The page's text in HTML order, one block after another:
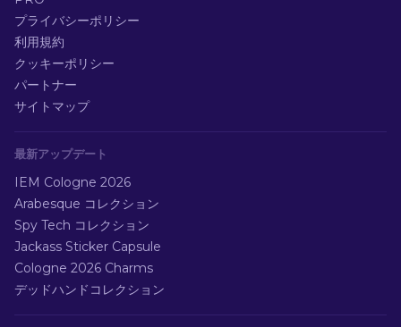
プライバシーポリシー
利用規約
クッキーポリシー
パートナー
サイトマップ
最新アップデート
IEM Cologne 2026
Arabesque コレクション
Spy Tech コレクション
Jackass Sticker Capsule
Cologne 2026 Charms
デッドハンドコレクション